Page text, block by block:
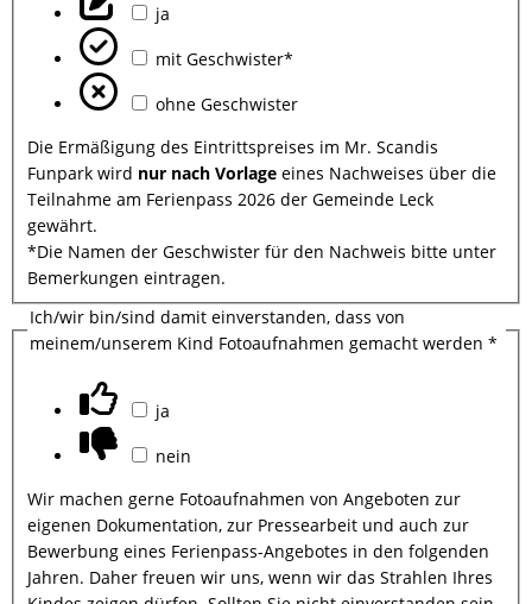
ja
mit Geschwister*
ohne Geschwister
Die Ermäßigung des Eintrittspreises im Mr. Scandis
Funpark wird nur nach Vorlageeines Nachweises über die
Teilnahme am Ferienpass 2026 der Gemeinde Leck
gewährt.
*Die Namen der Geschwister für den Nachweis bitte unter
Bemerkungen eintragen.
Ich/wir bin/sind damit einverstanden, dass von
meinem/unserem Kind Fotoaufnahmen gemacht werden *
ja
nein
Wir machen gerne Fotoaufnahmen von Angeboten zur
eigenen Dokumentation, zur Pressearbeit und auch zur
Bewerbung eines Ferienpass-Angebotes in den folgenden
Jahren. Daher freuen wir uns, wenn wir das Strahlen Ihres